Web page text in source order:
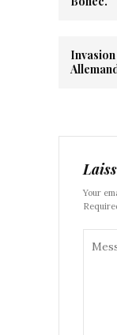
Your